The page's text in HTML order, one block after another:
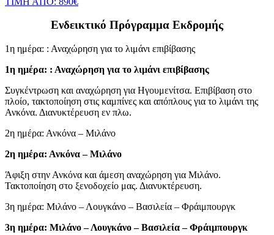
Ενδεικτικό Πρόγραμμα Εκδρομής
1η ημέρα: : Αναχώρηση για το λιμάνι επιβίβασης
1η ημέρα: : Αναχώρηση για το λιμάνι επιβίβασης
Συγκέντρωση και αναχώρηση για Ηγουμενίτσα. Επιβίβαση στο
πλοίο, τακτοποίηση στις καμπίνες και απόπλους για το λιμάνι της
Ανκόνα. Διανυκτέρευση εν πλω.
2η ημέρα: Ανκόνα – Μιλάνο
2η ημέρα: Ανκόνα – Μιλάνο
Άφιξη στην Ανκόνα και άμεση αναχώρηση για Μιλάνο.
Τακτοποίηση στο ξενοδοχείο μας. Διανυκτέρευση.
3η ημέρα: Μιλάνο – Λουγκάνο – Βασιλεία – Φράιμπουργκ
3η ημέρα: Μιλάνο – Λουγκάνο – Βασιλεία – Φράιμπουργκ